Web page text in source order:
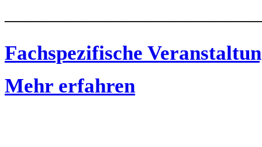
Fachspezifische
Mehr erfahren